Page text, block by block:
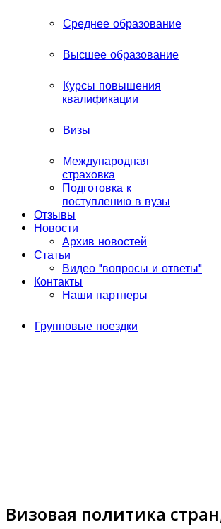
Среднее образование
Высшее образование
Курсы повышения
квалификации
Визы
Международная
страховка
Подготовка к
поступлению в вузы
Отзывы
Новости
Архив новостей
Статьи
Видео "вопросы и ответы"
Контакты
Наши партнеры
Групповые поездки
Визовая политика